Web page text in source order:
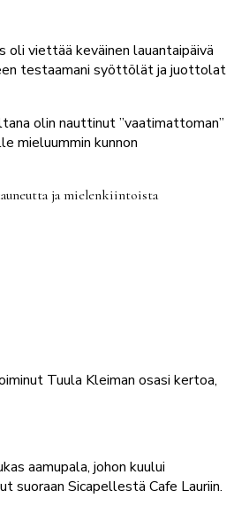
viettää keväinen lauantaipäivä
testaamani syöttölät ja juottolat
olin nauttinut ”vaatimattoman”
mieluummin kunnon
ja mielenkiintoista
Tuula Kleiman osasi kertoa,
aamupala, johon kuului
suoraan Sicapellestä Cafe Lauriin.